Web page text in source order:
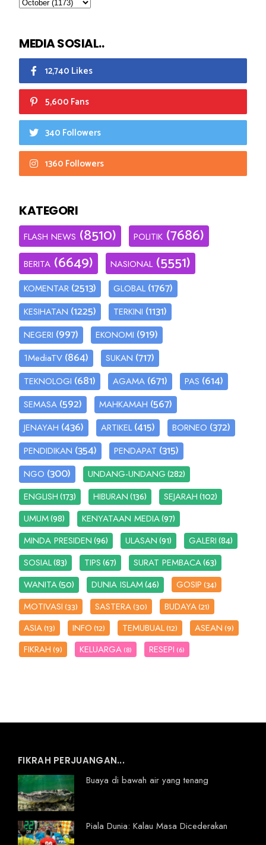
MEDIA SOSIAL..
12,740 Likes
5,600 Fans
340 Followers
1360 Followers
KATEGORI
FLASH NEWS (8510) POLITIK (7686)
BERITA (6649) NASIONAL (5551)
KOMENTAR (2513) GLOBAL (1767)
KESIHATAN (1225) TERKINI (1131)
NEGERI (997) EKONOMI (919)
1MediaTV (864) SUKAN (717)
TEKNOLOGI (681) AGAMA (671) PAS (614)
SEMASA (592) MAHKAMAH (567)
JENAYAH (436) ARTIKEL (415) BORNEO (372)
PENDIDIKAN (354) PENDAPAT (315)
NGO (300) UNDANG-UNDANG(282)
ENGLISH(173) HIBURAN(136) SEJARAH(102)
UMUM(98) KENYATAAN MEDIA(97)
MINDA PRESIDEN(96) ULASAN(91) GALERI(84)
SOSIAL(83) TIPS(67) SURAT PEMBACA(63)
WANITA(50) DUNIA ISLAM(46) GOSIP(34)
MOTIVASI(33) SASTERA(30) BUDAYA(21)
ASIA(13) INFO(12) TEMUBUAL(12) ASEAN(9)
FIKRAH(9) KELUARGA (8) RESEPI (6)
FIKRAH PERJUANGAN...
Buaya di bawah air yang tenang
Piala Dunia: Kalau Masa Dicederakan